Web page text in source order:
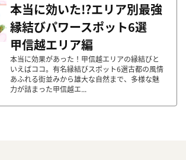
本当に効いた!?エリア別最強
縁結びパワースポット6選
甲信越エリア編
本当に効果があった！甲信越エリアの縁結びと
いえばココ。有名縁結びスポット6選古都の風情
あふれる街並みから雄大な自然まで、多様な魅
力が詰まった甲信越エ...